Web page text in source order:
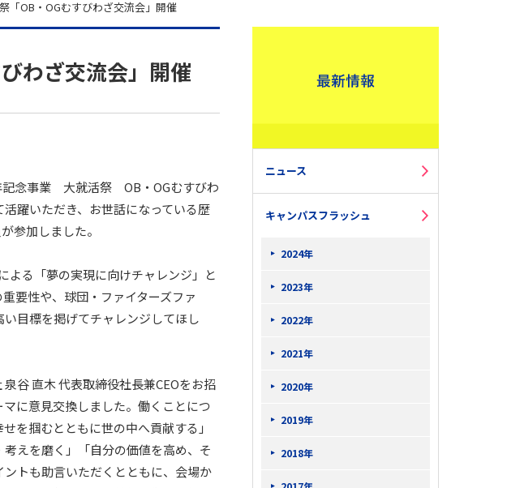
OB・OGむすびわざ交流会」開催
わざ交流会」開催
記念事業 大就活祭 OB・OGむすびわ
躍いただき、お世話になっている歴
参加しました。
よる「夢の実現に向けチャレンジ」と
要性や、球団・ファイターズファ
目標を掲げてチャレンジしてほし
谷 直木 代表取締役社長兼CEOをお招
に意見交換しました。働くことにつ
を掴むとともに世の中へ貢献する」
えを磨く」「自分の価値を高め、そ
トも助言いただくとともに、会場か
ニュース
キャンパスフラッシュ
2024年
2023年
2022年
2021年
2020年
2019年
2018年